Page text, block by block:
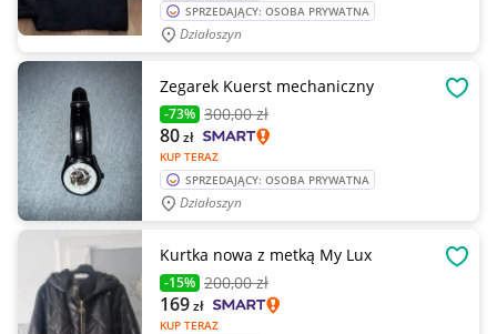
SPRZEDAJĄCY: OSOBA PRYWATNA
Działoszyn
Zegarek Kuerst mechaniczny
-73% 300,00 zł
KUP TERAZ
80zł
SPRZEDAJĄCY: OSOBA PRYWATNA
Działoszyn
Kurtka nowa z metką My Lux
-15% 200,00 zł
KUP TERAZ
169zł